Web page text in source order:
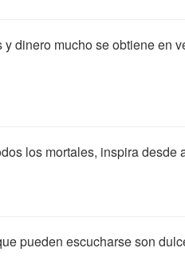
y dinero mucho se obtiene en
los mortales, inspira
pueden escucharse son